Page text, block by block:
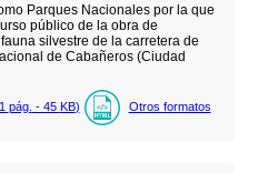
Parques Nacionales por la que
público de la obra de
silvestre de la carretera de
de Cabañeros (Ciudad
pág. - 45 KB) Otros formatos